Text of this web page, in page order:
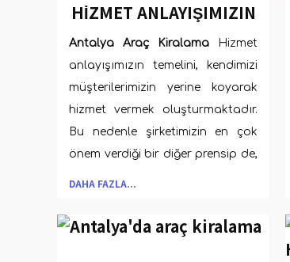
HIZMET ANLAYIŞIMIZIN
TEMELI
Antalya Araç Kiralama Hizmet
anlayışımızın temelini, kendimizi
müşterilerimizin yerine koyarak
hizmet vermek oluşturmaktadır.
Bu nedenle şirketimizin en çok
önem verdiği bir diğer prensip de,
yapılmış olarak teslim etmektir.
DAHA FAZLA...